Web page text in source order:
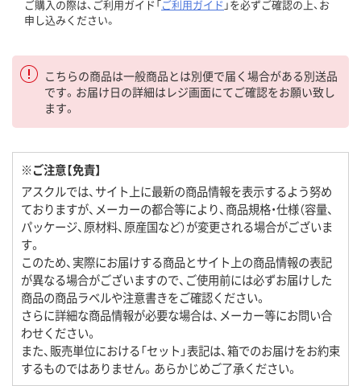
ご購入の際は、ご利用ガイド「ご利用ガイド 」を必ずご確認の上、お
申し込みください。
こちらの商品は一般商品とは別便で届く場合がある別送品
です。お届け日の詳細はレジ画面にてご確認をお願い致し
ます。
※ご注意【免責】
アスクルでは、サイト上に最新の商品情報を表示するよう努め
ておりますが、メーカーの都合等により、商品規格・仕様（容量、
パッケージ、原材料、原産国など）が変更される場合がございま
す。
このため、実際にお届けする商品とサイト上の商品情報の表記
が異なる場合がございますので、ご使用前には必ずお届けした
商品の商品ラベルや注意書きをご確認ください。
さらに詳細な商品情報が必要な場合は、メーカー等にお問い合
わせください。
また、販売単位における「セット」表記は、箱でのお届けをお約束
するものではありません。あらかじめご了承ください。